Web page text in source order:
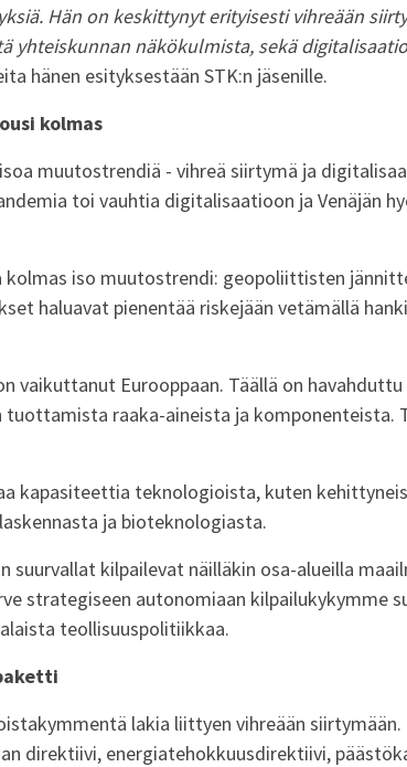
Hän on keskittynyt erityisesti vihreään
yhteiskunnan näkökulmista, sekä
hänen esityksestään STK:n jäsenille.
kolmas
muutostrendiä - vihreä siirtymä ja
toi vauhtia digitalisaatioon ja Venäjän
kolmas iso muutostrendi: geopoliittisten
haluavat pienentää riskejään vetämällä
vaikuttanut Eurooppaan. Täällä on
tuottamista raaka-aineista ja komponenteista.
kapasiteettia teknologioista, kuten
ja bioteknologiasta.
suurvallat kilpailevat näilläkin osa-alueilla
strategiseen autonomiaan kilpailukykymme
teollisuuspolitiikkaa.
lakia liittyen vihreään
direktiivi, energiatehokkuusdirektiivi,